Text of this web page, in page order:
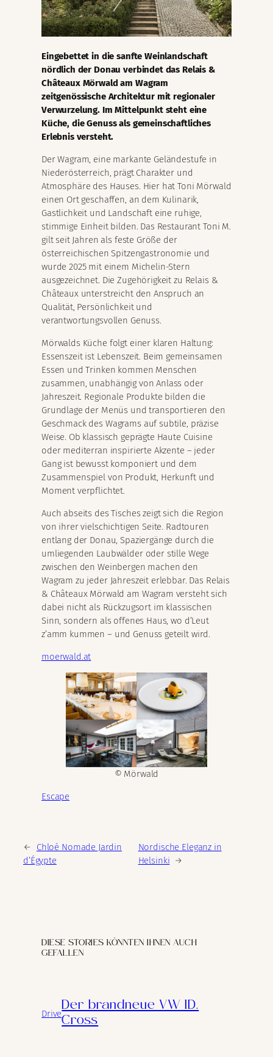
Eingebettet in die sanfte Weinlandschaft
nördlich der Donau verbindet das Relais &
Châteaux Mörwald am Wagram
zeitgenössische Architektur mit regionaler
Verwurzelung. Im Mittelpunkt steht eine
Küche, die Genuss als gemeinschaftliches
Erlebnis versteht.
Der Wagram, eine markante Geländestufe in
Niederösterreich, prägt Charakter und
Atmosphäre des Hauses. Hier hat Toni Mörwald
einen Ort geschaffen, an dem Kulinarik,
Gastlichkeit und Landschaft eine ruhige,
stimmige Einheit bilden. Das Restaurant Toni M.
gilt seit Jahren als feste Größe der
österreichischen Spitzengastronomie und
wurde 2025 mit einem Michelin-Stern
ausgezeichnet. Die Zugehörigkeit zu Relais &
Châteaux unterstreicht den Anspruch an
Qualität, Persönlichkeit und
verantwortungsvollen Genuss.
Mörwalds Küche folgt einer klaren Haltung:
Essenszeit ist Lebenszeit. Beim gemeinsamen
Essen und Trinken kommen Menschen
zusammen, unabhängig von Anlass oder
Jahreszeit. Regionale Produkte bilden die
Grundlage der Menüs und transportieren den
Geschmack des Wagrams auf subtile, präzise
Weise. Ob klassisch geprägte Haute Cuisine
oder mediterran inspirierte Akzente – jeder
Gang ist bewusst komponiert und dem
Zusammenspiel von Produkt, Herkunft und
Moment verpflichtet.
Auch abseits des Tisches zeigt sich die Region
von ihrer vielschichtigen Seite. Radtouren
entlang der Donau, Spaziergänge durch die
umliegenden Laubwälder oder stille Wege
zwischen den Weinbergen machen den
Wagram zu jeder Jahreszeit erlebbar. Das Relais
& Châteaux Mörwald am Wagram versteht sich
dabei nicht als Rückzugsort im klassischen
Sinn, sondern als offenes Haus, wo d’Leut
z’amm kummen – und Genuss geteilt wird.
moerwald.at
© Mörwald
Escape
←
Chloé Nomade Jardin
d’Égypte
Nordische Eleganz in
Helsinki →
DIESE STORIES KÖNNTEN IHNEN AUCH
GEFALLEN
Drive
Der brandneue VW ID.
Cross